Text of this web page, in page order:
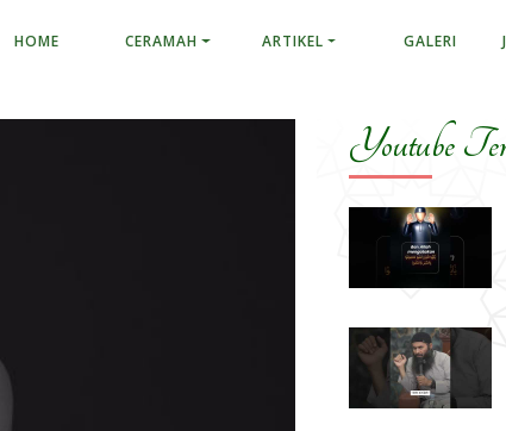
HOME CERAMAH ARTIKEL GALERI
Youtube